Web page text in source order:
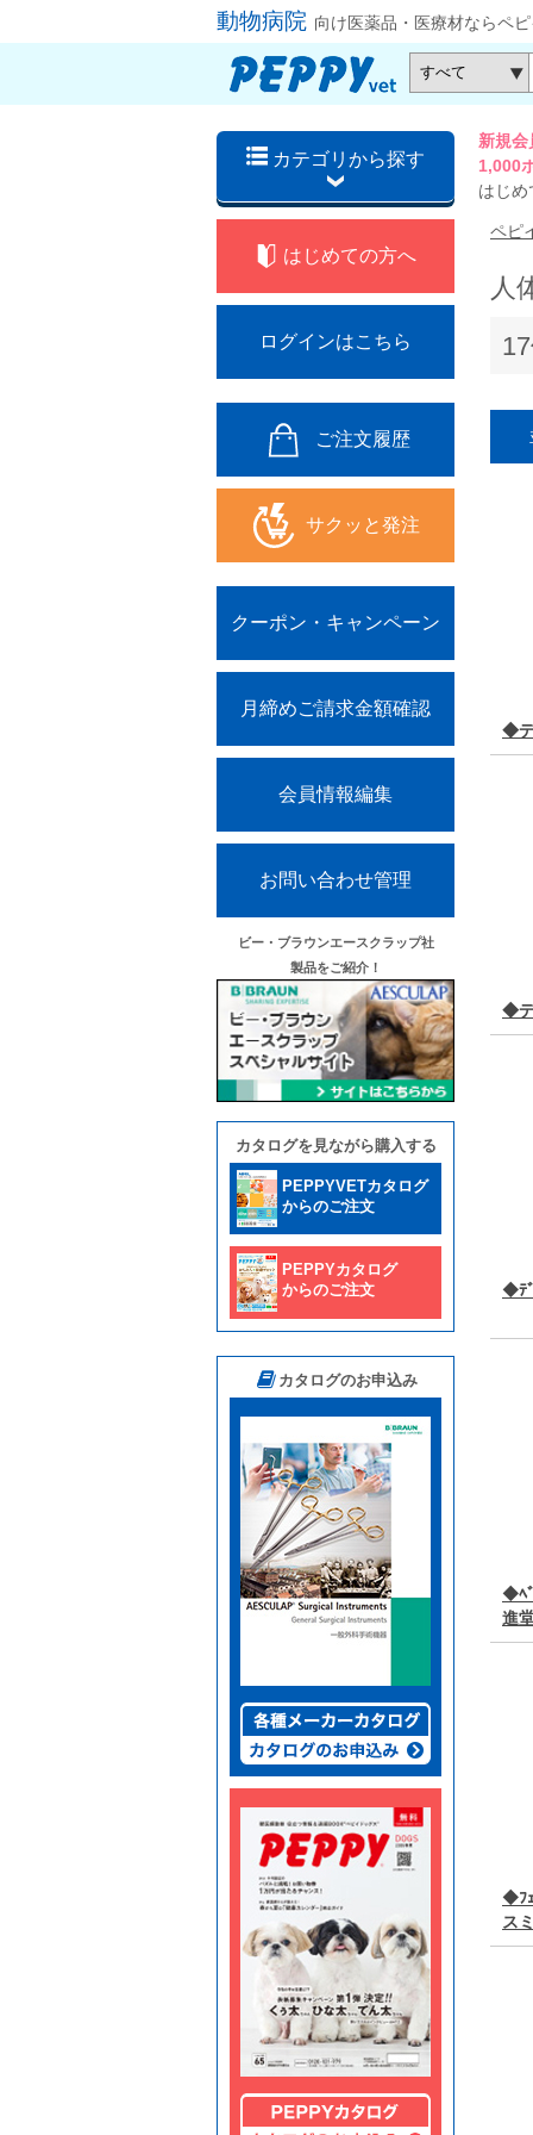
動物病院 向け医薬品・医療材ならペ
カテゴリから探す
新規
1,000
はじめ
はじめての方へ
ログインはこちら
ご注文履歴
サクッと発注
クーポン・キャンペーン
月締めご請求金額確認
会員情報編集
お問い合わせ管理
ビー・ブラウンエースクラップ社
製品をご紹介！
カタログを見ながら購入する
PEPPYVETカタログ
からのご注文
PEPPYカタログ
からのご注文
カタログのお申込み
ペピ
人
◆デ
◆デ
◆ﾃﾞ
◆ﾍﾞ
進
◆ﾌ
ス